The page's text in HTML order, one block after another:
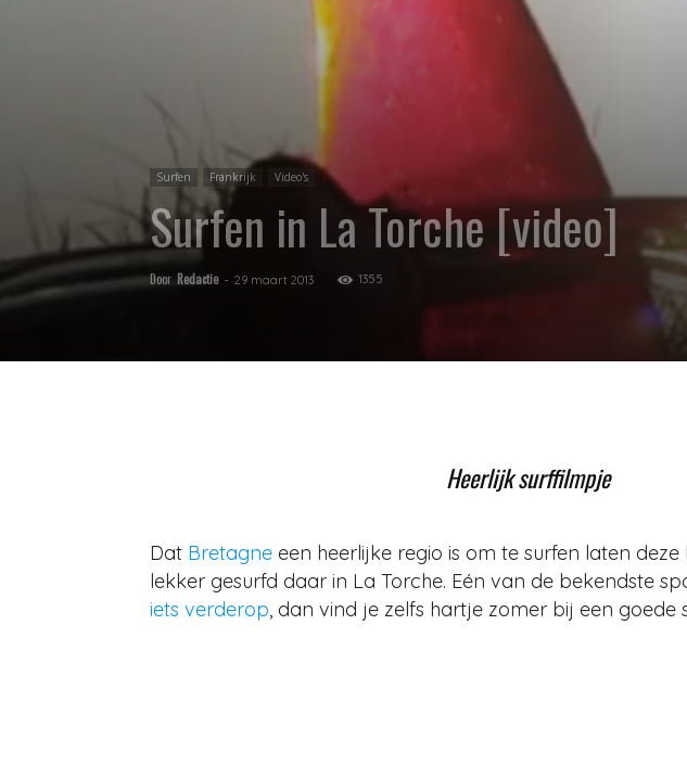
Surfen Frankrijk Video's
Surfen in La Torche [video]
Door Redactie - 29 maart 2013 1355
Heerlijk surffilmpje
Dat Bretagne een heerlijke regio is om te surfen laten
lekker gesurfd daar in La Torche. Eén van de bekendste
iets verderop, dan vind je zelfs hartje zomer bij een goede